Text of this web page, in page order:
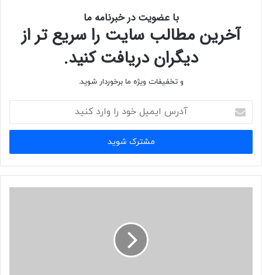
با عضویت در خبرنامه ما
آخرین مطالب سایت را سریع تر از
دیگران دریافت کنید.
و تخفیفات ویژه ما برخوردار شوید.
ایمیل
خود
وارد
کنید